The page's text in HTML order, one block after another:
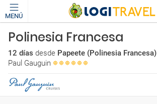
MENÚ
Polinesia Francesa
12 días desde Papeete (Polinesia Francesa)
Paul Gauguin